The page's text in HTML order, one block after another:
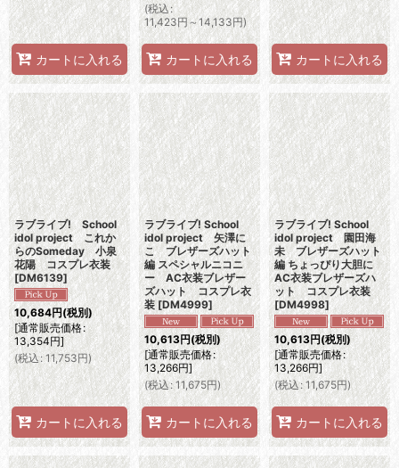
カートに入れる
(税込 :
11,423円～14,133円)
カートに入れる カートに入れる
ラブライブ! School
idol project これか
らのSomeday 小泉
花陽 コスプレ衣装
[DM6139]
10,684円(税別)
[通常販売価格:
13,354円]
(税込: 11,753円)
カートに入れる
ラブライブ! School
idol project 矢澤に
こ ブレザーズハット
編 スペシャルニコニ
ー AC衣装ブレザー
ズハット コスプレ衣
装 [DM4999]
10,613円(税別)
[通常販売価格:
13,266円]
(税込: 11,675円)
カートに入れる
ラブライブ! School
idol project 園田海
未 ブレザーズハット
編 ちょっぴり大胆に
AC衣装ブレザーズハ
ット コスプレ衣装
[DM4998]
10,613円(税別)
[通常販売価格:
13,266円]
(税込: 11,675円)
カートに入れる